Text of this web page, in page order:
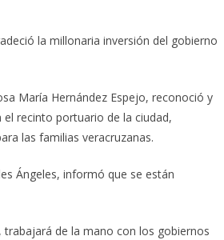
la millonaria inversión del gobierno
María Hernández Espejo, reconoció y
el recinto portuario de la ciudad,
las familias veracruzanas.
Ángeles, informó que se están
trabajará de la mano con los gobiernos